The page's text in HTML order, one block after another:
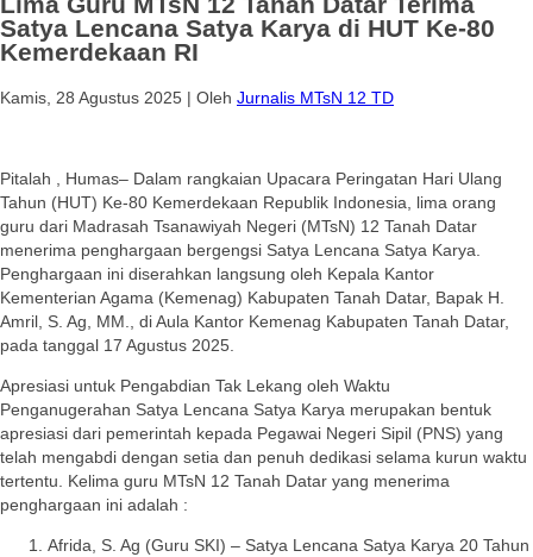
Satya Lencana Satya Karya di HUT Ke-80
Kemerdekaan RI
Kamis, 28 Agustus 2025 | Oleh Jurnalis MTsN 12 TD
Pitalah , Humas– Dalam rangkaian Upacara Peringatan Hari Ulang
Tahun (HUT) Ke-80 Kemerdekaan Republik Indonesia, lima orang
guru dari Madrasah Tsanawiyah Negeri (MTsN) 12 Tanah Datar
menerima penghargaan bergengsi Satya Lencana Satya Karya.
Penghargaan ini diserahkan langsung oleh Kepala Kantor
Kementerian Agama (Kemenag) Kabupaten Tanah Datar, Bapak H.
Amril, S. Ag, MM., di Aula Kantor Kemenag Kabupaten Tanah Datar,
pada tanggal 17 Agustus 2025.
Apresiasi untuk Pengabdian Tak Lekang oleh Waktu
Penganugerahan Satya Lencana Satya Karya merupakan bentuk
apresiasi dari pemerintah kepada Pegawai Negeri Sipil (PNS) yang
telah mengabdi dengan setia dan penuh dedikasi selama kurun waktu
tertentu. Kelima guru MTsN 12 Tanah Datar yang menerima
penghargaan ini adalah :
Afrida, S. Ag (Guru SKI) – Satya Lencana Satya Karya 20 Tahun